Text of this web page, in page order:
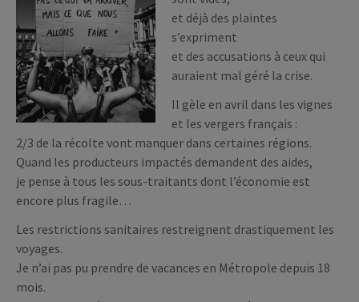
et déjà des plaintes
s’expriment
et des accusations à ceux qui
auraient mal géré la crise.
Il gèle en avril dans les vignes
et les vergers français :
2/3 de la récolte vont manquer dans certaines régions.
Quand les producteurs impactés demandent des aides,
je pense à tous les sous-traitants dont l’économie est
encore plus fragile…
Les restrictions sanitaires restreignent drastiquement les
voyages.
Je n’ai pas pu prendre de vacances en Métropole depuis 18
mois.